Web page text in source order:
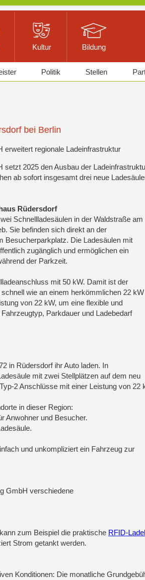
Kultur Bildung
Politik Stellen
bei Berlin
erweitert regionale Ladeinfrastruktur
setzt 2025 den Ausbau der
ab sofort insgesamt drei neue
Rüdersdorf
Schnellladesäulen in der Waldstraße am
Sie befinden sich direkt an der
Besucherparkplatz. Die Ladesäulen mit
zugänglich und ermöglichen ein
der Parkzeit.
mit 50 kW. Damit ist der
wie an einem herkömmlichen 22 kW
von 22 kW, um eine flexible und
Parkdauer und Ladebedarf
in Rüdersdorf ihr Auto laden. In
mit zwei Stellplätzen auf dem neu
2 Anschlüsse mit einer Leistung von 22
in dieser Region:
Anwohner und Besucher.
und unkompliziert ein Fahrzeug zur
GmbH verschiedene
zum Beispiel die praktische RFID-
Strom getankt werden.
Konditionen: Die monatliche